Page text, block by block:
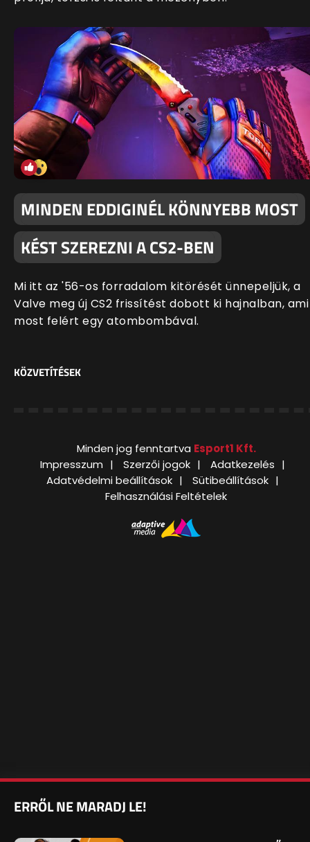
MINDEN EDDIGINÉL KÖNNYEBB MOST
KÉST SZEREZNI A CS2-BEN
Mi itt az '56-os forradalom kitörését ünnepeljük, a
Valve meg új CS2 frissítést dobott ki hajnalban, ami
most felért egy atombombával.
KÖZVETÍTÉSEK
Minden jog fenntartva Esport1 Kft.
Impresszum
Szerzői jogok
Adatkezelés
Adatvédelmi beállítások
Sütibeállítások
Felhasználási Feltételek
ERRŐL NE MARADJ LE!